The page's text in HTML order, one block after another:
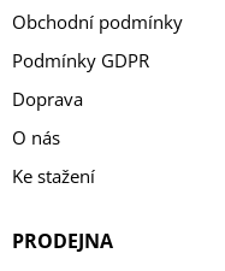
Obchodní podmínky
Podmínky GDPR
Doprava
O nás
Ke stažení
PRODEJNA